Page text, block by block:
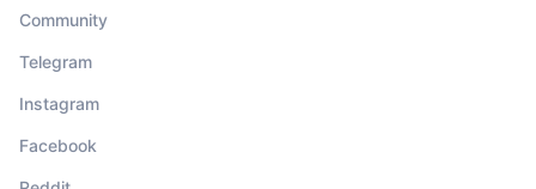
Community
Telegram
Instagram
Facebook